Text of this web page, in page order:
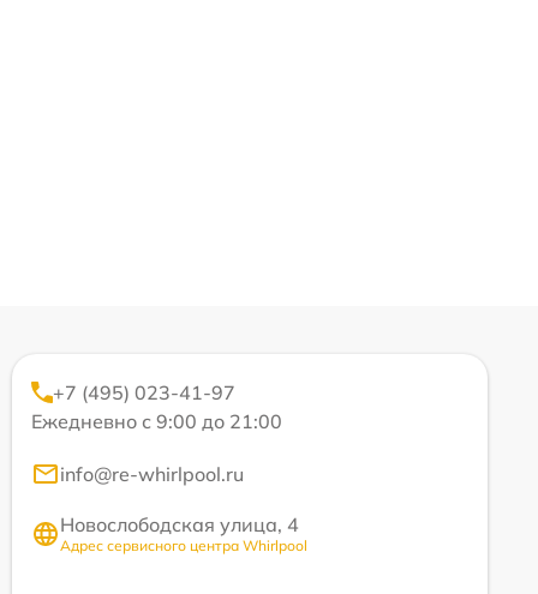
+7 (495) 023-41-97
Ежедневно с 9:00 до 21:00
info@re-whirlpool.ru
Новослободская улица, 4
Адрес сервисного центра Whirlpool